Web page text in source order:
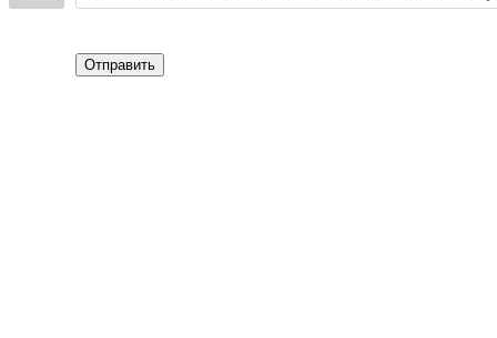
Отправить